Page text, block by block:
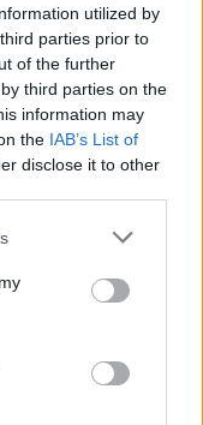
utilized by
parties prior to
of the further
third parties on the
information may
the IAB’s List of
disclose it to other
ferroviário na Linha
Alentejo criticou